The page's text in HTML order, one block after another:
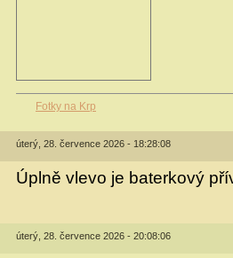
Fotky na Krp
úterý, 28. července 2026 - 18:28:08
Úplně vlevo je baterkový
úterý, 28. července 2026 - 20:08:06